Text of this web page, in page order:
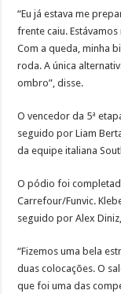
“Eu já estava me
frente caiu.
Com a queda, minha
roda. A única
ombro”, disse.
O vencedor da 5ª
seguido por Liam
da equipe italiana
O pódio foi
Carrefour/Funvic.
seguido por Alex
“Fizemos uma bela
duas colocações. O
que foi uma das